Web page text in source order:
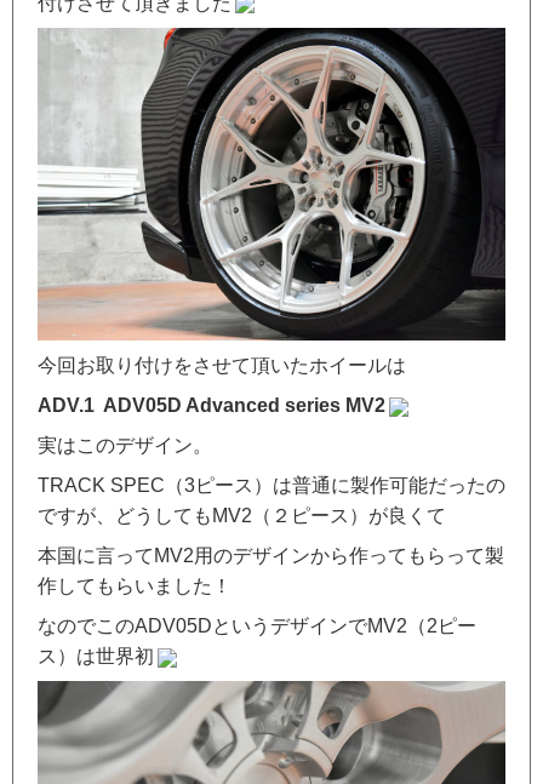
今回お取り付けをさせて頂いたホイールは
ADV.1 ADV05D Advanced series MV2
実はこのデザイン。
TRACK SPEC（3ピース）は普通に製作可能だったの
ですが、どうしてもMV2（２ピース）が良くて
本国に言ってMV2用のデザインから作ってもらって製
作してもらいました！
なのでこのADV05DというデザインでMV2（2ピー
ス）は世界初